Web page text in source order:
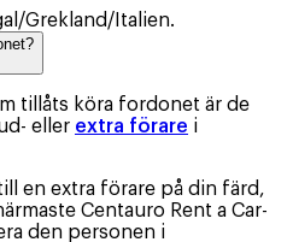
Grekland/Italien.
tillåts köra fordonet är de
eller extra förare i
en extra förare på din färd,
Centauro Rent a Car-
den personen i